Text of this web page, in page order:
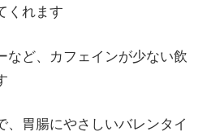
くれます
など、カフェインが少ない飲
、胃腸にやさしいバレンタイ